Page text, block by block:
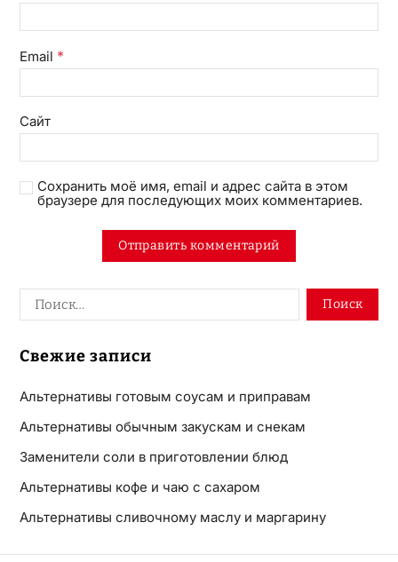
Email *
Сайт
Сохранить моё имя, email и адрес сайта в этом
браузере для последующих моих комментариев.
Свежие записи
Альтернативы готовым соусам и приправам
Альтернативы обычным закускам и снекам
Заменители соли в приготовлении блюд
Альтернативы кофе и чаю с сахаром
Альтернативы сливочному маслу и маргарину